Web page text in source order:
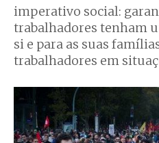
imperativo social:
trabalhadores tenham
si e para as suas
trabalhadores em